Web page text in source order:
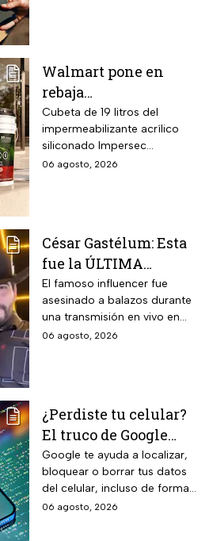
Walmart pone en
rebaja
impermeabilizante
ecológico Impersec 10
años con caucho
reciclado de 19 litros
Cubeta de 19 litros del
impermeabilizante acrílico
siliconado Impersec
formulado con hasta 60 por
térmicas frente al frío y calor,
reducción del paso de ruidos
exteriores y aplicación directa
mediante cepillo de ixtle sin
necesidad de tela de refuerzo
06 agosto, 2026
César Gastélum: Esta
fue la ÚLTIMA
publicación del
influencer en redes
sociales: “La cita
fresita” | VIDEO
El famoso influencer fue
asesinado a balazos durante
una transmisión en vivo en
calles del municipio de
06 agosto, 2026
¿Perdiste tu celular?
El truco de Google
para localizarlo y
proteger tus datos
Google te ayuda a localizar,
bloquear o borrar tus datos
del celular, incluso de forma
remota; debes tener activada
06 agosto, 2026